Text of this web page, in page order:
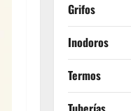
Grifos
Inodoros
Termos